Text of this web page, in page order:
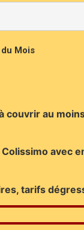
Mois
au
avec
tarifs